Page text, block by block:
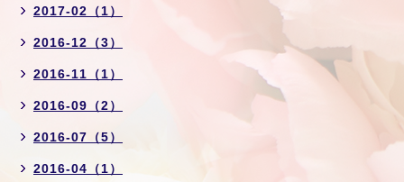
2017-02（1）
2016-12（3）
2016-11（1）
2016-09（2）
2016-07（5）
2016-04（1）